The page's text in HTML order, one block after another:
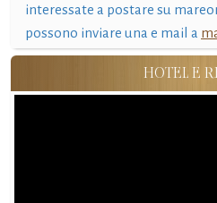
interessate a postare su
possono inviare una e mail a
HOTEL E